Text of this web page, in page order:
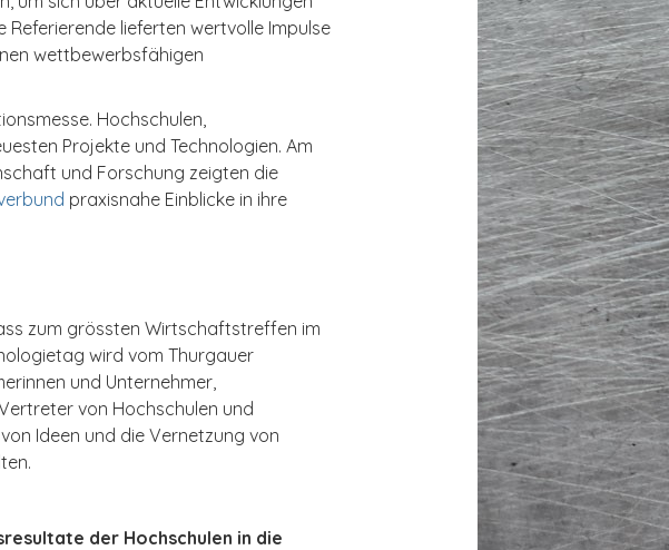
lieferten wertvolle Impulse
wettbewerbsfähigen
Hochschulen,
Projekte und Technologien. Am
und Forschung zeigten die
praxisnahe Einblicke in ihre
zum grössten Wirtschaftstreffen im
wird vom Thurgauer
und Unternehmer,
von Hochschulen und
Ideen und die Vernetzung von
der Hochschulen in die